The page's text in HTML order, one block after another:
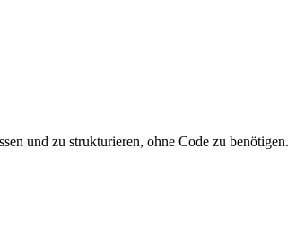
und zu strukturieren, ohne Code zu benötigen.